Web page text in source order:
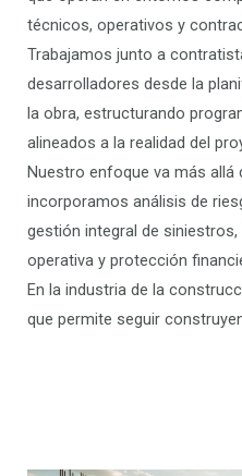
técnicos, operativos y
Trabajamos junto a
desarrolladores desde la
la obra, estructurando
alineados a la realidad del
Nuestro enfoque va más allá
incorporamos análisis de
gestión integral de
operativa y protección
En la industria de la
que permite seguir